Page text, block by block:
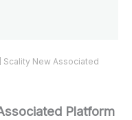
Scality New Associated
Platform